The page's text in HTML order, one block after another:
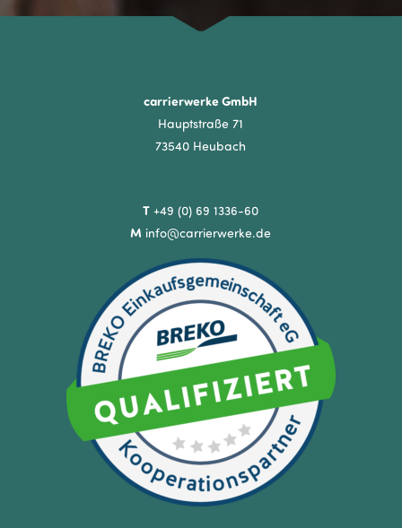
carrierwerke GmbH
Hauptstraße 71
73540 Heubach
T +49 (0) 69 1336-60
M info@carrierwerke.de